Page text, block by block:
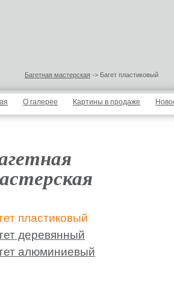
Багетная мастерская -> Багет пластиковый
О галерее Картины в продаже
пластиковый
деревянный
алюминиевый